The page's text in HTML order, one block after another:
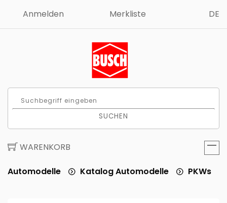
Anmelden Merkliste DE
SUCHEN
WARENKORB
Automodelle Katalog Automodelle PKWs